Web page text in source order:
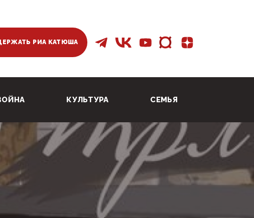
РИА КАТЮША
КУЛЬТУРА СЕМЬЯ